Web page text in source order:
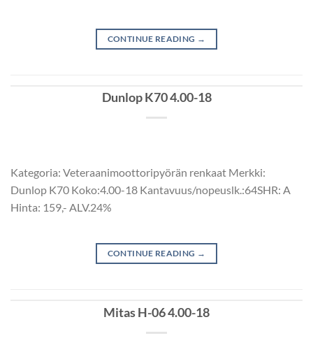
CONTINUE READING →
Dunlop K70 4.00-18
Kategoria: Veteraanimoottoripyörän renkaat Merkki:
Dunlop K70 Koko:4.00-18 Kantavuus/nopeuslk.:64SHR: A
Hinta: 159,- ALV.24%
CONTINUE READING →
Mitas H-06 4.00-18